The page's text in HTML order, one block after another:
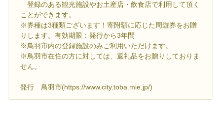
登録のある観光施設やお土産店・飲食店で利用して頂く
ことができます。
※券種は3種類ございます！寄附額に応じた周遊券をお贈
りします。有効期限：発行から3年間
※鳥羽市内の登録施設のみご利用いただけます。
※鳥羽市在住の方に対しては、返礼品をお贈りしておりま
せん。
発行 鳥羽市(https://www.city.toba.mie.jp/)